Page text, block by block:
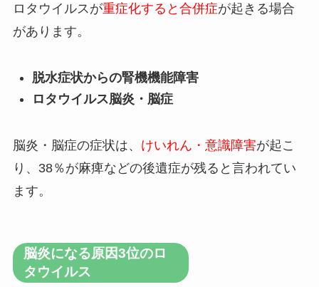
ロタウイルスが重症化すると合併症が起きる場合
があります。
脱水症状からの腎機機能障害
ロタウイルス脳炎・脳症
脳炎・脳症の症状は、 けいれん・意識障害が起こ
り、38％が麻痺などの後遺症が残ると言われてい
ます。
脳炎になる原因3位のロ
タウイルス